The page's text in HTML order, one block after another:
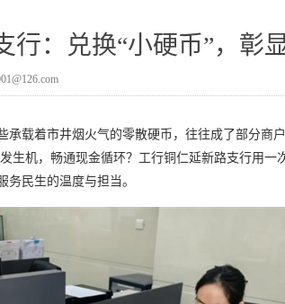
行：兑换“小硬币”，彰
承载着市井烟火气的零散硬币，往往成了部分商
生机，畅通现金循环？工行铜仁延新路支行用一
民生的温度与担当。